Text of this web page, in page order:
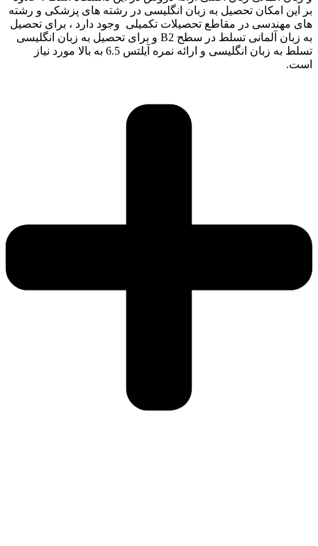
بر این امکان تحصیل به زبان انگلیسی در رشته های پزشکی و رشته
های مهندسی در مقاطع تحصیلات تکمیلی وجود دارد ، برای تحصیل
به زبان آلمانی تسلط در سطح B2 و برای تحصیل به زبان انگلیسی
تسلط به زبان انگلیسی و ارائه نمره آیلتس 6.5 به بالا مورد نیاز
است.